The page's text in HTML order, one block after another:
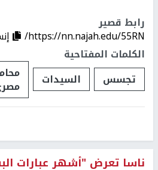
رابط قصير
https://nn.najah.edu/55RN/
الكلمات المفتاحية
تجسس
السيدات
ناسا تعرض "أشهر عبارات